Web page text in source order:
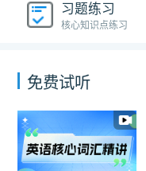
习题练习
核心知识点练习
免费试听